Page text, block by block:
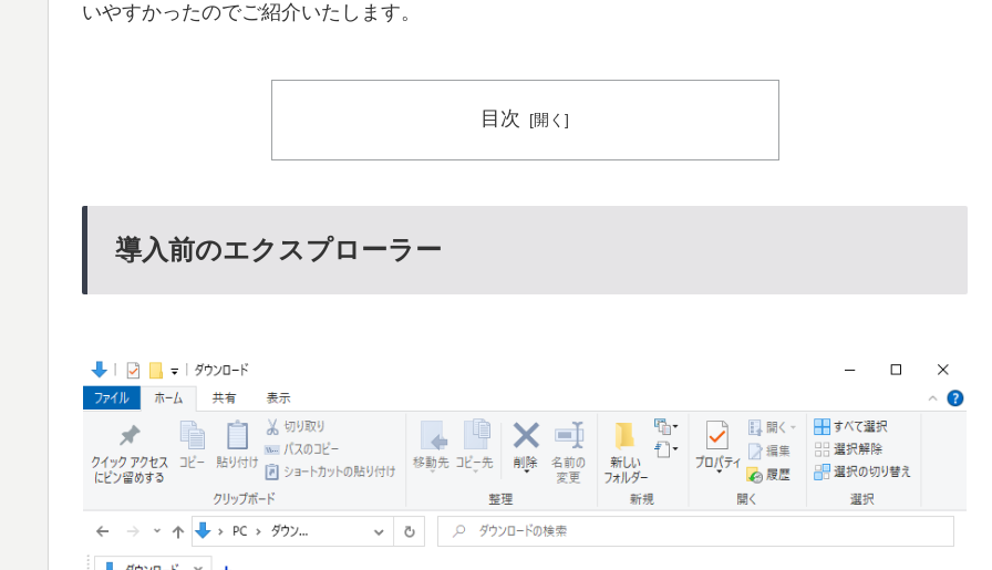
いやすかったのでご紹介いたします。
目次
導入前のエクスプローラー